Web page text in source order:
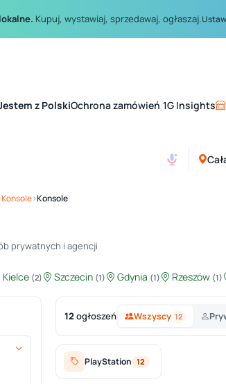
Kupuj, wystawiaj, sprzedawaj, ogłaszaj.
z PolskiOchrona zamówień 1G Insights
Konsole›Konsole
prywatnych i agencji
Kielce (2) Szczecin (1) Gdynia (1) Rzeszów (1)
12ogłoszeń Wszyscy 12
PlayStation 12